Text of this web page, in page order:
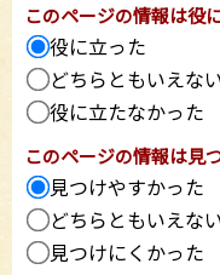
このページの情報は役
役に立った
どちらともいえな
役に立たなかった
このページの情報は見
見つけやすかった
どちらともいえな
見つけにくかった